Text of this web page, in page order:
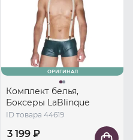
ОРИГИНАЛ
Комплект белья,
Боксеры LaBlinque
ID товара 44619
3 199 ₽